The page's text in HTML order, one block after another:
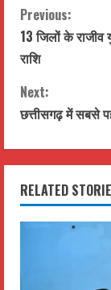
C
o
n
t
i
n
u
Previous:
13 जिलों के राजीव
राशि
Next:
छत्तीसगढ़ में सबसे
RELATED